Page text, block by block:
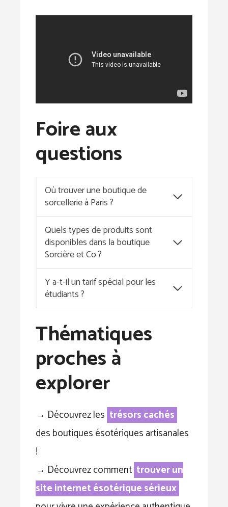
Foire aux
questions
Où trouver une boutique de
sorcellerie à Paris ?
Quels types de produits sont
disponibles dans la boutique
Sorcière et Co ?
Y a-t-il un tarif spécial pour les
étudiants ?
Thématiques
proches à
explorer
→ Découvrez les trésors cachés
des boutiques ésotériques artisanales
!
→ Découvrez comment trouver un
site internet ésotérique sérieux